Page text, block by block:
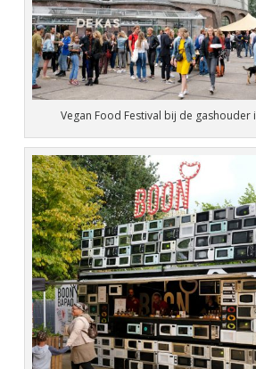
Vegan Food Festival bij de gashouder